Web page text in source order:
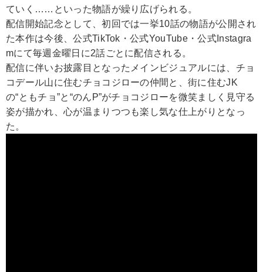
ていく……といった物語が繰り広げられる。
配信開始記念として、初回では一挙10話の物語が公開され
た本作は今後、公式TikTok・公式YouTube・公式Instagra
mにて毎週金曜日に2話ごとに配信される。
配信に伴いお披露目となったメインビジュアルには、チョ
コデール山に住むチョコジローの仲間と、街に住むJK
の“ともチョ”と“のんP”がチョコジローを微笑ましく見守る
姿が描かれ、心が温まりつつも楽し気な仕上がりとなっ
た。